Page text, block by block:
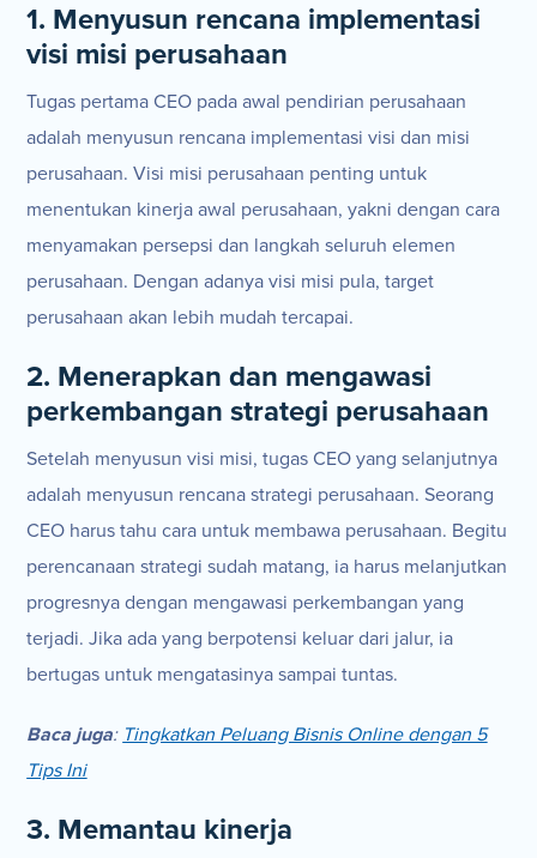
1. Menyusun rencana implementasi
visi misi perusahaan
Tugas pertama CEO pada awal pendirian perusahaan
adalah menyusun rencana implementasi visi dan misi
perusahaan. Visi misi perusahaan penting untuk
menentukan kinerja awal perusahaan, yakni dengan cara
menyamakan persepsi dan langkah seluruh elemen
perusahaan. Dengan adanya visi misi pula, target
perusahaan akan lebih mudah tercapai.
2. Menerapkan dan mengawasi
perkembangan strategi perusahaan
Setelah menyusun visi misi, tugas CEO yang selanjutnya
adalah menyusun rencana strategi perusahaan. Seorang
CEO harus tahu cara untuk membawa perusahaan. Begitu
perencanaan strategi sudah matang, ia harus melanjutkan
progresnya dengan mengawasi perkembangan yang
terjadi. Jika ada yang berpotensi keluar dari jalur, ia
bertugas untuk mengatasinya sampai tuntas.
Baca juga: Tingkatkan Peluang Bisnis Online dengan 5
Tips Ini
3. Memantau kinerja